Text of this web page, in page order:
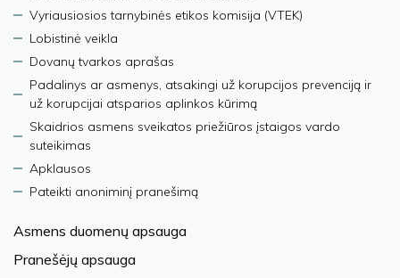
Vyriausiosios tarnybinės etikos komisija (VTEK)
Lobistinė veikla
Dovanų tvarkos aprašas
Padalinys ar asmenys, atsakingi už korupcijos prevenciją ir
už korupcijai atsparios aplinkos kūrimą
Skaidrios asmens sveikatos priežiūros įstaigos vardo
suteikimas
Apklausos
Pateikti anoniminį pranešimą
Asmens duomenų apsauga
Pranešėjų apsauga